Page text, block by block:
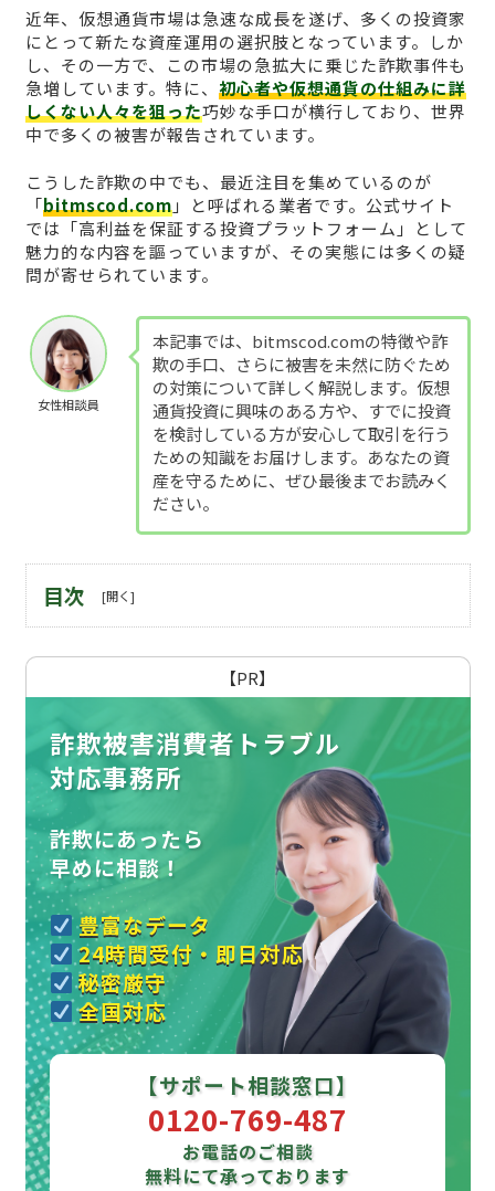
近年、仮想通貨市場は急速な成長を遂げ、多くの投資家
にとって新たな資産運用の選択肢となっています。しか
し、その一方で、この市場の急拡大に乗じた詐欺事件も
急増しています。特に、 初心者や仮想通貨の仕組みに詳
しくない人々を狙った巧妙な手口が横行しており、世界
中で多くの被害が報告されています。
こうした詐欺の中でも、最近注目を集めているのが
「bitmscod.com」と呼ばれる業者です。公式サイト
では「高利益を保証する投資プラットフォーム」として
魅力的な内容を謳っていますが、その実態には多くの疑
問が寄せられています。
女性相談員
本記事では、bitmscod.comの特徴や詐
欺の手口、さらに被害を未然に防ぐため
の対策について詳しく解説します。仮想
通貨投資に興味のある方や、すでに投資
を検討している方が安心して取引を行う
ための知識をお届けします。あなたの資
産を守るために、ぜひ最後までお読みく
ださい。
目次
【PR】
詐欺被害消費者トラブル
対応事務所
詐欺にあったら
早めに相談！
豊富なデータ
24時間受付・即日対応
秘密厳守
全国対応
【サポート相談窓口】
0120-769-487
お電話のご相談
無料にて承っております